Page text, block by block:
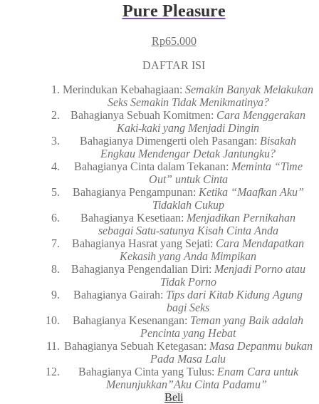
Pure Pleasure
Rp65.000
DAFTAR ISI
Merindukan Kebahagiaan: Semakin Banyak Melakukan
Seks Semakin Tidak Menikmatinya?
Bahagianya Sebuah Komitmen: Cara Menggerakan
Kaki-kaki yang Menjadi Dingin
Bahagianya Dimengerti oleh Pasangan: Bisakah
Engkau Mendengar Detak Jantungku?
Bahagianya Cinta dalam Tekanan: Meminta “Time
Out” untuk Cinta
Bahagianya Pengampunan: Ketika “Maafkan Aku”
Tidaklah Cukup
Bahagianya Kesetiaan: Menjadikan Pernikahan
sebagai Satu-satunya Kisah Cinta Anda
Bahagianya Hasrat yang Sejati: Cara Mendapatkan
Kekasih yang Anda Mimpikan
Bahagianya Pengendalian Diri: Menjadi Porno atau
Tidak Porno
Bahagianya Gairah: Tips dari Kitab Kidung Agung
bagi Seks
Bahagianya Kesenangan: Teman yang Baik adalah
Pencinta yang Hebat
Bahagianya Sebuah Ketegasan: Masa Depanmu bukan
Pada Masa Lalu
Bahagianya Cinta yang Tulus: Enam Cara untuk
Menunjukkan”Aku Cinta Padamu”
Beli